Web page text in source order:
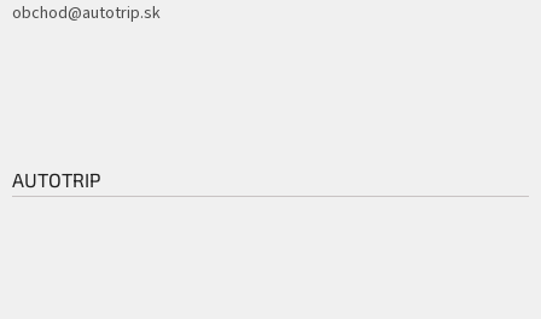
obchod@autotrip.sk
AUTOTRIP